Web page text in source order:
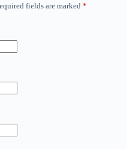
fields are marked *